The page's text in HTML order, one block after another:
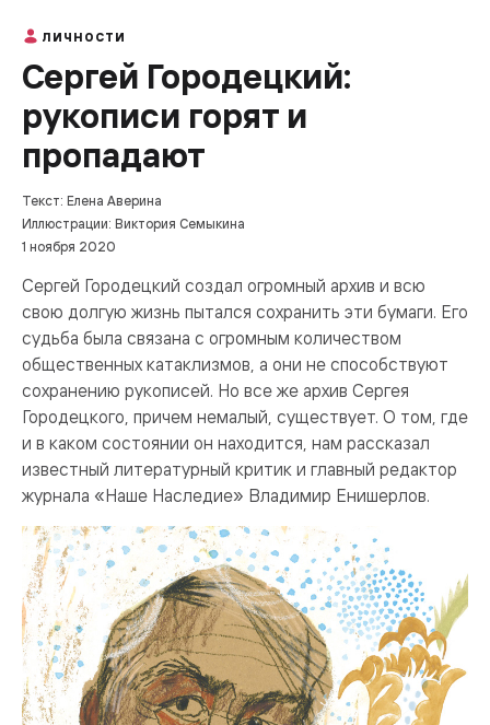
ЛИЧНОСТИ
Сергей Городецкий:
рукописи горят и
пропадают
Текст: Елена Аверина
Иллюстрации: Виктория Семыкина
1 ноября 2020
Сергей Городецкий создал огромный архив и всю
свою долгую жизнь пытался сохранить эти бумаги. Его
судьба была связана с огромным количеством
общественных катаклизмов, а они не способствуют
сохранению рукописей. Но все же архив Сергея
Городецкого, причем немалый, существует. О том, где
и в каком состоянии он находится, нам рассказал
известный литературный критик и главный редактор
журнала «Наше Наследие» Владимир Енишерлов.